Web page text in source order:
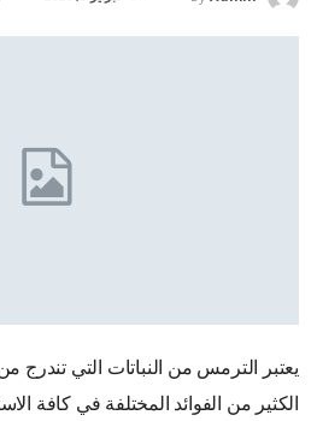
يعتبر الترمس من النباتات التي تندرج
الكثير من الفوائد المختلفة في كافة